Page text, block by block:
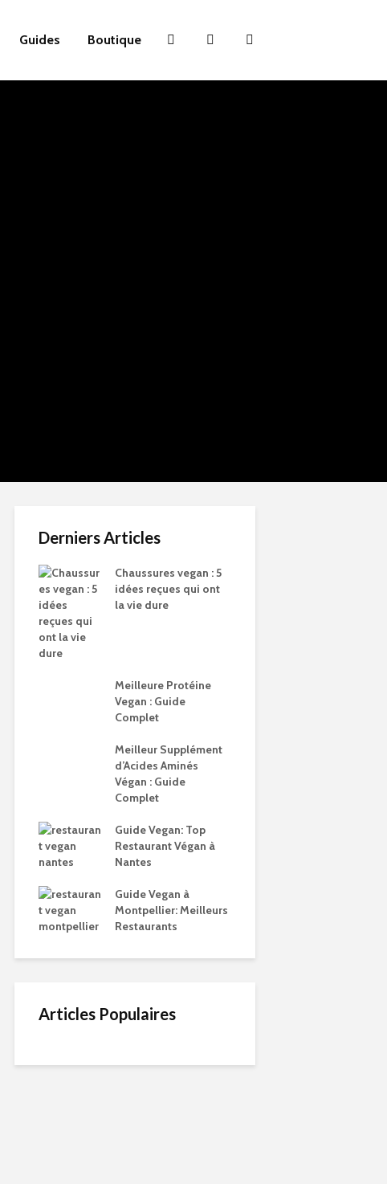
Guides Boutique
Derniers Articles
Chaussures vegan : 5
idées reçues qui ont
la vie dure
Meilleure Protéine
Vegan : Guide
Complet
Meilleur Supplément
d’Acides Aminés
Végan : Guide
Complet
Guide Vegan: Top
Restaurant Végan à
Nantes
Guide Vegan à
Montpellier: Meilleurs
Restaurants
Articles Populaires